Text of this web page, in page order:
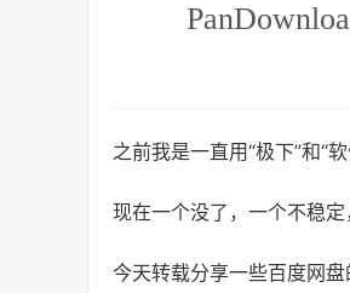
之前我是一直用“极下”和“
现在一个没了，一个不稳
今天转载分享一些百度网